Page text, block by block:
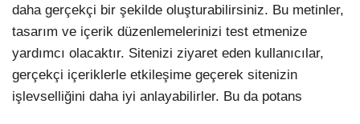
daha gerçekçi bir şekilde oluşturabilirsiniz. Bu metinler,
tasarım ve içerik düzenlemelerinizi test etmenize
yardımcı olacaktır. Sitenizi ziyaret eden kullanıcılar,
gerçekçi içeriklerle etkileşime geçerek sitenizin
işlevselliğini daha iyi anlayabilirler. Bu da potans